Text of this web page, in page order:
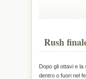
Rush
Dopo gli ottavi e la
dentro o fuori nel